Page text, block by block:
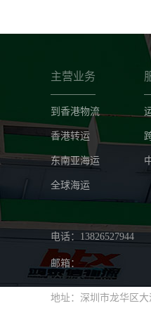
主营业务
到香港物流
香港转运
东南亚海运
全球海运
电话：13826527944
邮箱：
地址：深圳市龙华区